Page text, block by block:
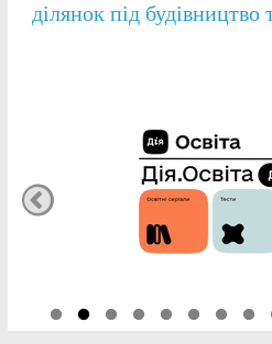
ділянок під